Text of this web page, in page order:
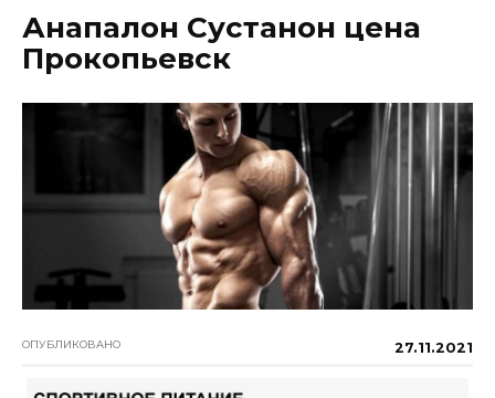
Анапалон Сустанон цена
Прокопьевск
ОПУБЛИКОВАНО 27.11.2021